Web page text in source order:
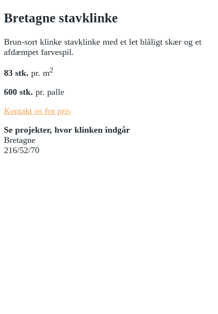
Bretagne stavklinke
Brun-sort klinke stavklinke med et let blåligt skær og et
afdæmpet farvespil.
83 stk. pr. m2
600 stk. pr. palle
Kontakt os for pris
Se projekter, hvor klinken indgår
Bretagne
216/52/70